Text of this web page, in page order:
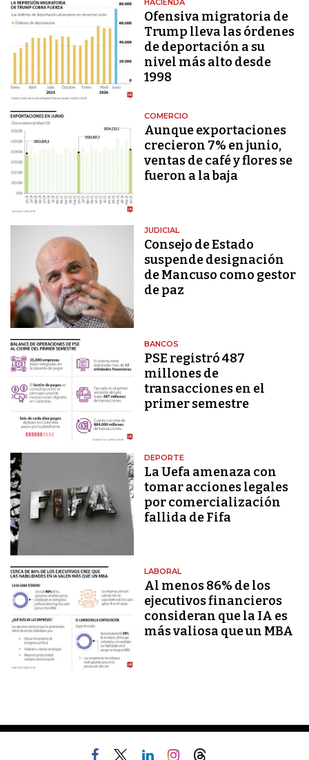
HACIENDA
Ofensiva migratoria de
Trump lleva las órdenes
de deportación a su
nivel más alto desde
1998
COMERCIO
Aunque exportaciones
crecieron 7% en junio,
ventas de café y flores se
fueron a la baja
JUDICIAL
Consejo de Estado
suspende designación
de Mancuso como gestor
de paz
BANCOS
PSE registró 487
millones de
transacciones en el
primer semestre
DEPORTE
La Uefa amenaza con
tomar acciones legales
por comercialización
fallida de Fifa
LABORAL
Al menos 86% de los
ejecutivos financieros
consideran que la IA es
más valiosa que un MBA